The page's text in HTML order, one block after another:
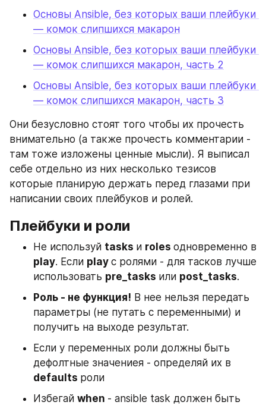
Основы Ansible, без которых ваши плейбуки
— комок слипшихся макарон
Основы Ansible, без которых ваши плейбуки
— комок слипшихся макарон, часть 2
Основы Ansible, без которых ваши плейбуки
— комок слипшихся макарон, часть 3
Они безусловно стоят того чтобы их прочесть
внимательно (а также прочесть комментарии -
там тоже изложены ценные мысли). Я выписал
себе отдельно из них несколько тезисов
которые планирую держать перед глазами при
написании своих плейбуков и ролей.
Плейбуки и роли
Не используй tasks и roles
play. Если play с ролями - для тасков лучше
использовать pre_tasks или post_tasks.
Роль - не функция! В нее нельзя передать
параметры (не путать с переменными) и
получить на выходе результат.
Если у переменных роли должны быть
defaults роли
Избегай when - ansible task должен быть